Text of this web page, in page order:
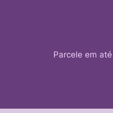
Parcele em